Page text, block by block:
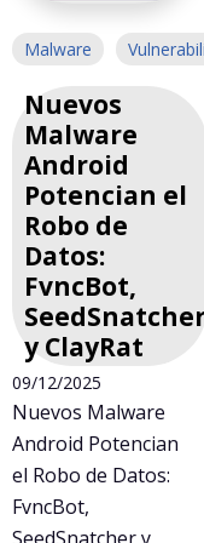
Malware
Nuevos
Malware
Android
Potencian el
Robo de
Datos:
FvncBot,
y ClayRat
09/12/2025
Nuevos Malware
Android Potencian
el Robo de Datos:
FvncBot,
SeedSnatcher y